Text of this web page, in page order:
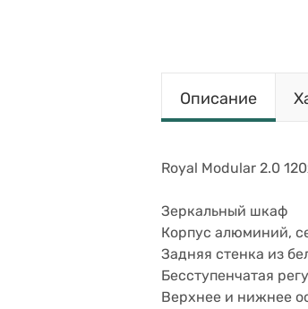
Описание
Royal Modular 2.0
Зеркальный шкаф
Корпус алюминий,
Задняя стенка из
Бесступенчатая
Верхнее и нижнее